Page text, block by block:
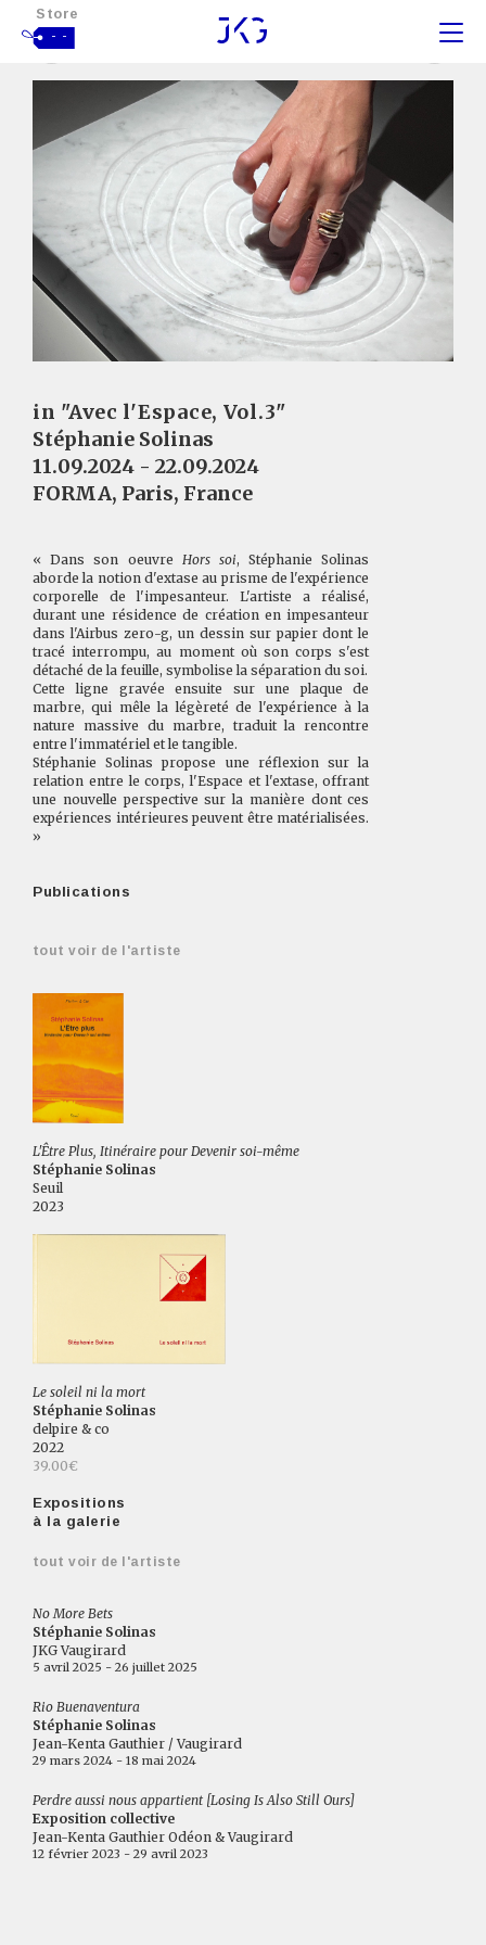
Store
- -
in "Avec l'Espace, Vol.3"
Stéphanie Solinas
11.09.2024 - 22.09.2024
FORMA, Paris, France
« Dans son oeuvre Hors soi, Stéphanie Solinas
aborde la notion d'extase au prisme de l'expérience
corporelle de l'impesanteur. L'artiste a réalisé,
durant une résidence de création en impesanteur
dans l'Airbus zero-g, un dessin sur papier dont le
tracé interrompu, au moment où son corps s'est
détaché de la feuille, symbolise la séparation du soi.
Cette ligne gravée ensuite sur une plaque de
marbre, qui mêle la légèreté de l'expérience à la
nature massive du marbre, traduit la rencontre
entre l'immatériel et le tangible.
Stéphanie Solinas propose une réflexion sur la
relation entre le corps, l'Espace et l'extase, offrant
une nouvelle perspective sur la manière dont ces
expériences intérieures peuvent être matérialisées.
»
Publications
tout voir de l'artiste
L'Être Plus, Itinéraire pour Devenir soi-même
Stéphanie Solinas
Seuil
2023
Le soleil ni la mort
Stéphanie Solinas
delpire & co
2022
39.00€
Expositions
à la galerie
tout voir de l'artiste
No More Bets
Stéphanie Solinas
JKG Vaugirard
5 avril 2025 - 26 juillet 2025
Rio Buenaventura
Stéphanie Solinas
Jean-Kenta Gauthier / Vaugirard
29 mars 2024 - 18 mai 2024
Perdre aussi nous appartient [Losing Is Also Still Ours]
Exposition collective
Jean-Kenta Gauthier Odéon & Vaugirard
12 février 2023 - 29 avril 2023